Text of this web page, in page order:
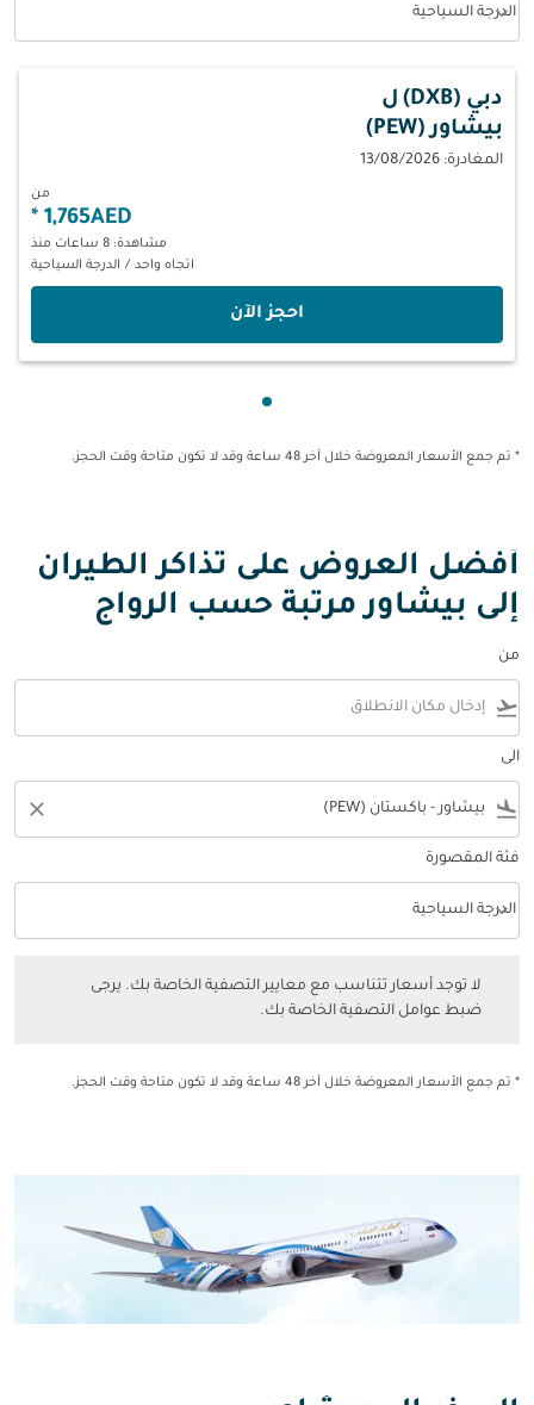
فئة المقصورة option الدرجة السياحية Selected
الدرجة السياحية
keyboard_arrow_down
دبي (DXB)
ل
بيشاور (PEW)
المغادرة: 13/08/2026
من
1,765AED
*
مشاهدة: 8 ساعات منذ
اتجاه واحد / الدرجة السياحية
‫احجز الآن‬
* تم جمع الأسعار المعروضة خلال آخر 48 ساعة وقد لا تكون متاحة وقت الحجز.
أفضل العروض على تذاكر الطيران
إلى بيشاور مرتبة حسب الرواج
من
flight_takeoff
الى
flight_land
close
فئة المقصورة
فئة المقصورة option الدرجة السياحية Selected
الدرجة السياحية
keyboard_arrow_down
لا توجد أسعار تتناسب مع معايير التصفية الخاصة بك. يرجى
ضبط عوامل التصفية الخاصة بك.
* تم جمع الأسعار المعروضة خلال آخر 48 ساعة وقد لا تكون متاحة وقت الحجز.